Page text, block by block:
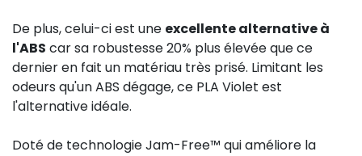
De plus, celui-ci est une excellente alternative à
l'ABS car sa robustesse 20% plus élevée que ce
dernier en fait un matériau très prisé. Limitant les
odeurs qu'un ABS dégage, ce PLA Violet est
l'alternative idéale.
Doté de technologie Jam-Free™ qui améliore la